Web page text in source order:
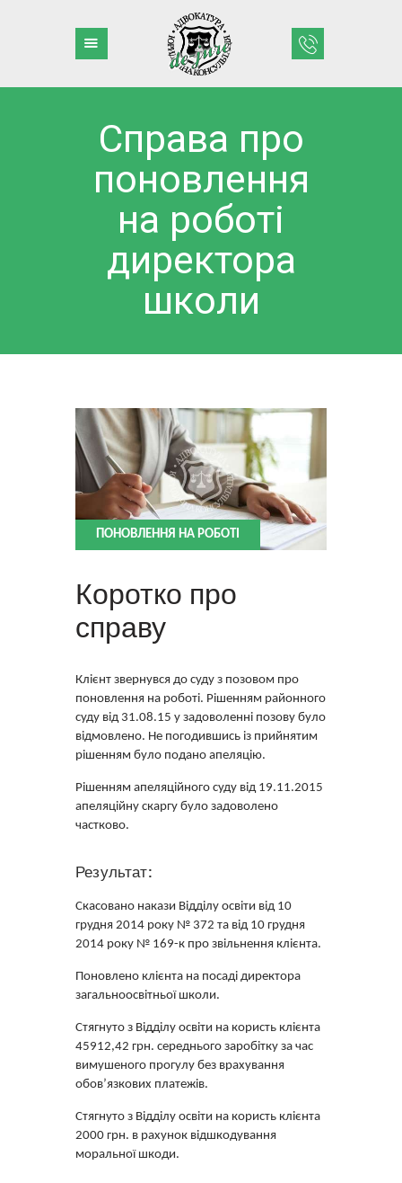
Справа про
поновлення
на роботі
директора
школи
– ГОЛОВНА
– ДІЯЛЬНІСТЬ
– КОМАНДА
– ПРИКЛАДИ
– БЛОГ
– КОНТАКТИ
ПОНОВЛЕННЯ НА РОБОТІ
Коротко про
справу
Клієнт звернувся до суду з позовом про
поновлення на роботі. Рішенням районного
суду від 31.08.15 у задоволенні позову було
відмовлено. Не погодившись із прийнятим
рішенням було подано апеляцію.
Рішенням апеляційного суду від 19.11.2015
апеляційну скаргу було задоволено
частково.
Результат:
Скасовано накази Відділу освіти від 10
грудня 2014 року № 372 та від 10 грудня
2014 року № 169-к про звільнення клієнта.
Поновлено клієнта на посаді директора
загальноосвітньої школи.
Стягнуто з Відділу освіти на користь клієнта
45912,42 грн. середнього заробітку за час
вимушеного прогулу без врахування
обов’язкових платежів.
Стягнуто з Відділу освіти на користь клієнта
2000 грн. в рахунок відшкодування
моральної шкоди.